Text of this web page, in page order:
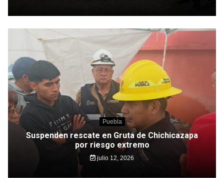
Puebla
Suspenden rescate en Gruta de Chichicazapa
por riesgo extremo
julio 12, 2026